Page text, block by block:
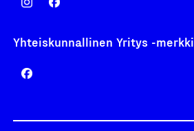
Yhteiskunnallinen Yritys -merkki